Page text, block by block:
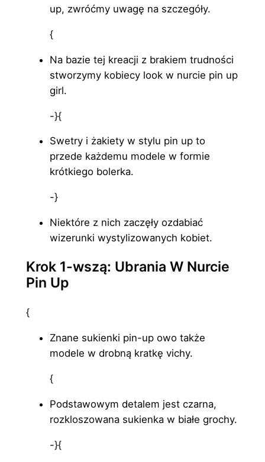
up, zwróćmy uwagę na szczegóły.
{
Na bazie tej kreacji z brakiem trudności
stworzymy kobiecy look w nurcie pin up
girl.
-}{
Swetry i żakiety w stylu pin up to
przede każdemu modele w formie
krótkiego bolerka.
-}
Niektóre z nich zaczęły ozdabiać
wizerunki wystylizowanych kobiet.
Krok 1-wszą: Ubrania W Nurcie
Pin Up
{
Znane sukienki pin-up owo także
modele w drobną kratkę vichy.
{
Podstawowym detalem jest czarna,
rozkloszowana sukienka w białe grochy.
-}{